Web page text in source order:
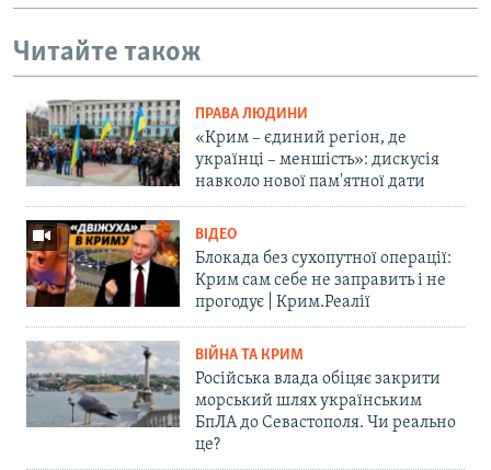
Читайте також
ПРАВА ЛЮДИНИ
«Крим – єдиний регіон, де
українці – меншість»: дискусія
навколо нової пам'ятної дати
ВІДЕО
Блокада без сухопутної операції:
Крим сам себе не заправить і не
прогодує | Крим.Реалії
ВІЙНА ТА КРИМ
Російська влада обіцяє закрити
морський шлях українським
БпЛА до Севастополя. Чи реально
це?